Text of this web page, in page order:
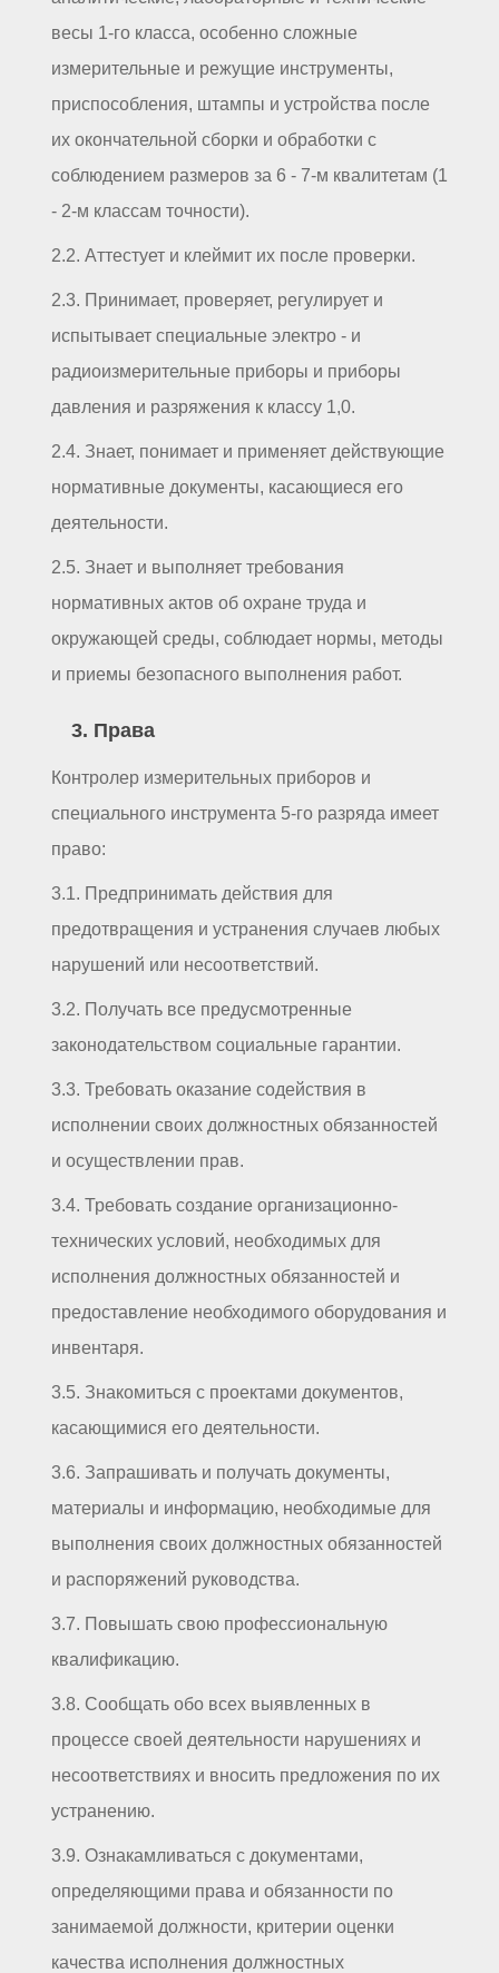
весы 1-го класса, особенно сложные
измерительные и режущие инструменты,
приспособления, штампы и устройства после
их окончательной сборки и обработки с
соблюдением размеров за 6 - 7-м квалитетам (1
- 2-м классам точности).
2.2. Аттестует и клеймит их после проверки.
2.3. Принимает, проверяет, регулирует и
испытывает специальные электро - и
радиоизмерительные приборы и приборы
давления и разряжения к классу 1,0.
2.4. Знает, понимает и применяет действующие
нормативные документы, касающиеся его
деятельности.
2.5. Знает и выполняет требования
нормативных актов об охране труда и
окружающей среды, соблюдает нормы, методы
и приемы безопасного выполнения работ.
3. Права
Контролер измерительных приборов и
специального инструмента 5-го разряда имеет
право:
3.1. Предпринимать действия для
предотвращения и устранения случаев любых
нарушений или несоответствий.
3.2. Получать все предусмотренные
законодательством социальные гарантии.
3.3. Требовать оказание содействия в
исполнении своих должностных обязанностей
и осуществлении прав.
3.4. Требовать создание организационно-
технических условий, необходимых для
исполнения должностных обязанностей и
предоставление необходимого оборудования и
инвентаря.
3.5. Знакомиться с проектами документов,
касающимися его деятельности.
3.6. Запрашивать и получать документы,
материалы и информацию, необходимые для
выполнения своих должностных обязанностей
и распоряжений руководства.
3.7. Повышать свою профессиональную
квалификацию.
3.8. Сообщать обо всех выявленных в
процессе своей деятельности нарушениях и
несоответствиях и вносить предложения по их
устранению.
3.9. Ознакамливаться с документами,
определяющими права и обязанности по
занимаемой должности, критерии оценки
качества исполнения должностных